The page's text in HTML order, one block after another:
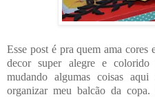
Esse post é pra quem ama
decor super alegre e
mudando algumas coisas
organizar meu balcão da